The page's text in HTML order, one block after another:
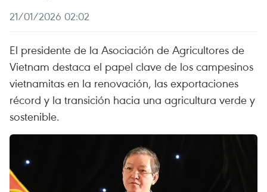
21/01/2026 02:02
El presidente de la Asociación de Agricultores de
Vietnam destaca el papel clave de los campesinos
vietnamitas en la renovación, las exportaciones
récord y la transición hacia una agricultura verde y
sostenible.